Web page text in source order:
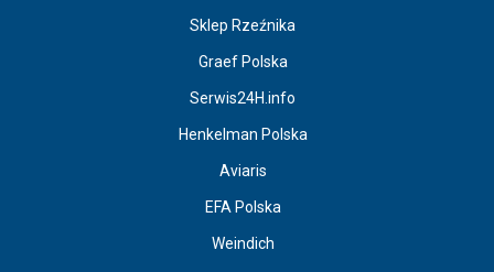
Sklep Rzeźnika
Graef Polska
Serwis24H.info
Henkelman Polska
Aviaris
EFA Polska
Weindich